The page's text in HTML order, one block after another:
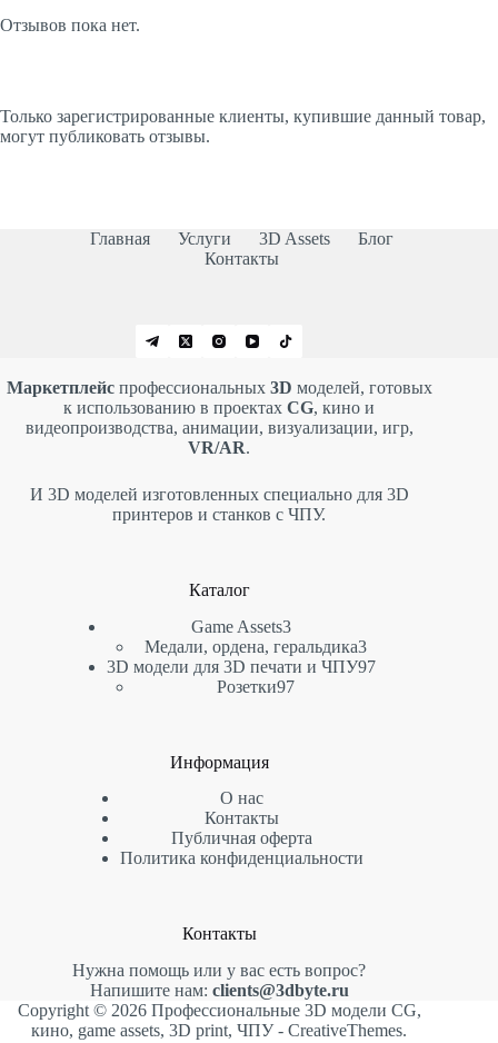
Отзывов пока нет.
Только зарегистрированные клиенты, купившие данный товар,
могут публиковать отзывы.
Главная Услуги 3D Assets
Блог
Контакты
Маркетплейспрофессиональных 3D моделей, готовых
к использованию в проектахCG, кино и
видеопроизводства, анимации, визуализации, игр,
VR/AR.
И 3D моделей изготовленных специально для 3D
принтеров и станков с ЧПУ.
Каталог
Game Assets33
товара
Медали, ордена, геральдика33
товара
3D модели для 3D печати и ЧПУ9797
Розетки9797
Информация
О нас
Контакты
Публичная оферта
Политика конфиденциальности
Контакты
Нужна помощь или у вас есть вопрос?
Напишите нам: clients@3dbyte.ru
Copyright © 2026 Профессиональные 3D модели CG,
кино, game assets, 3D print, ЧПУ -CreativeThemes.